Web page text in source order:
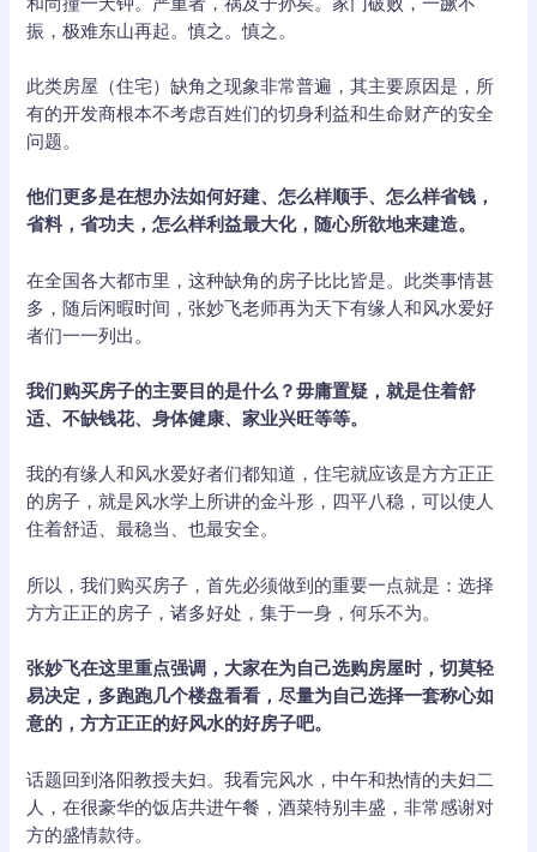
振，极难东山再起。慎之。慎之。
此类房屋（住宅）缺角之现象非常普遍，其主要原因是，所
有的开发商根本不考虑百姓们的切身利益和生命财产的安全
问题。
他们更多是在想办法如何好建、怎么样顺手、怎么样省钱，
省料，省功夫，怎么样利益最大化，随心所欲地来建造。
在全国各大都市里，这种缺角的房子比比皆是。此类事情甚
多，随后闲暇时间，张妙飞老师再为天下有缘人和风水爱好
者们一一列出。
我们购买房子的主要目的是什么？毋庸置疑，就是住着舒
适、不缺钱花、身体健康、家业兴旺等等。
我的有缘人和风水爱好者们都知道，住宅就应该是方方正正
的房子，就是风水学上所讲的金斗形，四平八稳，可以使人
住着舒适、最稳当、也最安全。
所以，我们购买房子，首先必须做到的重要一点就是：选择
方方正正的房子，诸多好处，集于一身，何乐不为。
张妙飞在这里重点强调，大家在为自己选购房屋时，切莫轻
易决定，多跑跑几个楼盘看看，尽量为自己选择一套称心如
意的，方方正正的好风水的好房子吧。
话题回到洛阳教授夫妇。我看完风水，中午和热情的夫妇二
人，在很豪华的饭店共进午餐，酒菜特别丰盛，非常感谢对
方的盛情款待。